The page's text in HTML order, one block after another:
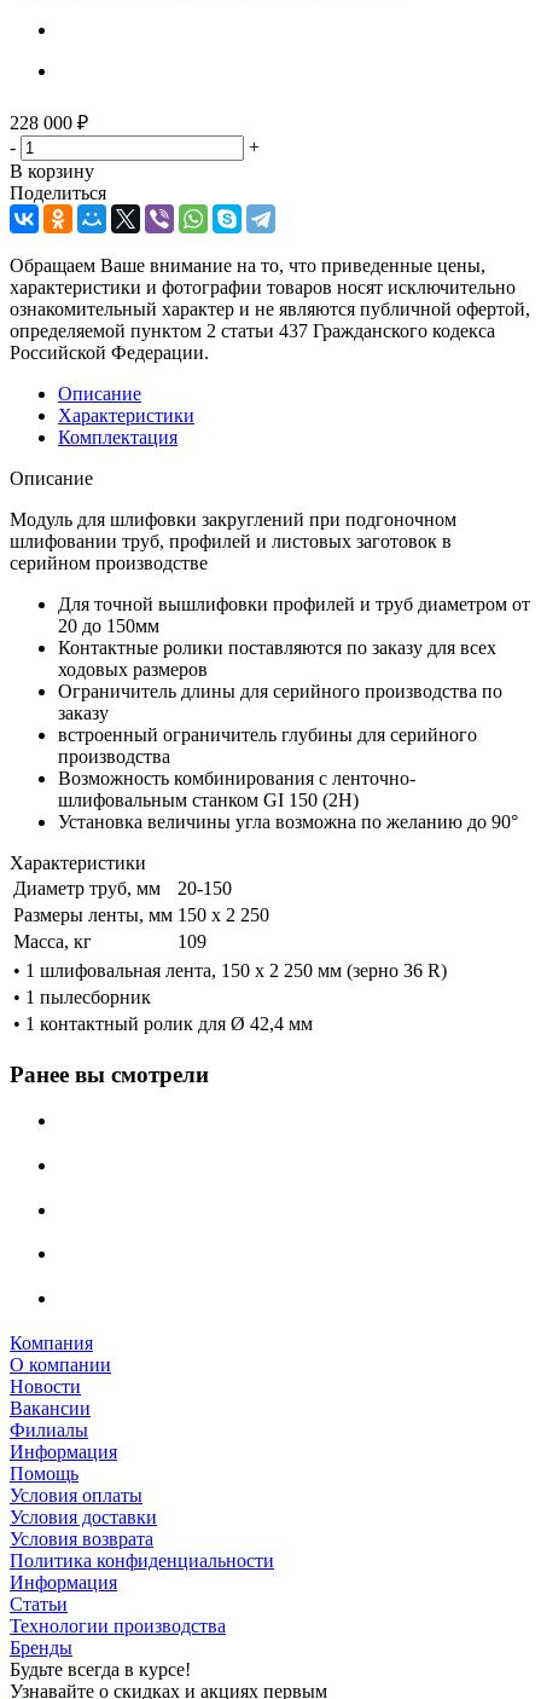
228 000 ₽
-
+
В корзину
Поделиться
Обращаем Ваше внимание на то, что приведенные цены,
характеристики и фотографии товаров носят исключительно
ознакомительный характер и не являются публичной офертой,
определяемой пунктом 2 статьи 437 Гражданского кодекса
Российской Федерации.
Описание
Характеристики
Комплектация
Описание
Модуль для шлифовки закруглений при подгоночном
шлифовании труб, профилей и листовых заготовок в
серийном производстве
Для точной вышлифовки профилей и труб диаметром от
20 до 150мм
Контактные ролики поставляются по заказу для всех
ходовых размеров
Ограничитель длины для серийного производства по
заказу
встроенный ограничитель глубины для серийного
производства
Возможность комбинирования с ленточно-
шлифовальным станком GI 150 (2H)
Установка величины угла возможна по желанию до 90°
Характеристики
Диаметр труб, мм
20-150
Размеры ленты, мм 150 x 2 250
Масса, кг
109
• 1 шлифовальная лента, 150 x 2 250 мм (зерно 36 R)
• 1 пылесборник
• 1 контактный ролик для Ø 42,4 мм
Ранее вы смотрели
Компания
О компании
Новости
Вакансии
Филиалы
Информация
Помощь
Условия оплаты
Условия доставки
Условия возврата
Политика конфиденциальности
Информация
Статьи
Технологии производства
Бренды
Будьте всегда в курсе!
Узнавайте о скидках и акциях первым